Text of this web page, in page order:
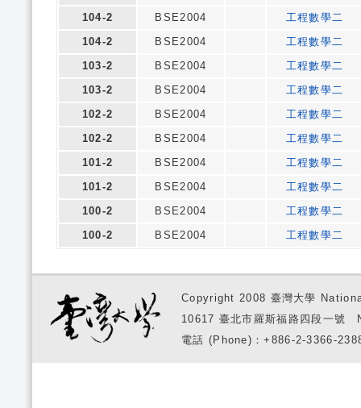
104-2
BSE2004
工程數學二
104-2
BSE2004
工程數學二
103-2
BSE2004
工程數學二
103-2
BSE2004
工程數學二
102-2
BSE2004
工程數學二
102-2
BSE2004
工程數學二
101-2
BSE2004
工程數學二
101-2
BSE2004
工程數學二
100-2
BSE2004
工程數學二
100-2
BSE2004 工程數學二
Copyright 2008 臺灣大學
10617 臺北市羅斯福路四段一
電話 (Phone)：+886-2-3366-